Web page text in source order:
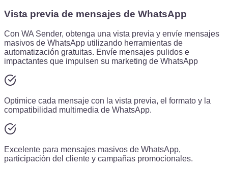
Vista previa de mensajes de WhatsApp
Con WA Sender, obtenga una vista previa y envíe mensajes
masivos de WhatsApp utilizando herramientas de
automatización gratuitas. Envíe mensajes pulidos e
impactantes que impulsen su marketing de WhatsApp
Optimice cada mensaje con la vista previa, el formato y la
compatibilidad multimedia de WhatsApp.
Excelente para mensajes masivos de WhatsApp,
participación del cliente y campañas promocionales.